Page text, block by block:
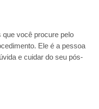
você procure pelo
Ele é a pessoa
e cuidar do seu pós-